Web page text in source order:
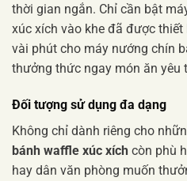
thời gian ngắn. Chỉ cần bật
xúc xích vào khe đã được thiết
vài phút cho máy nướng chín
thưởng thức ngay món ăn yêu
Đối tượng sử dụng đa dạng
Không chỉ dành riêng cho
bánh waffle xúc xích còn phù
hay dân văn phòng muốn